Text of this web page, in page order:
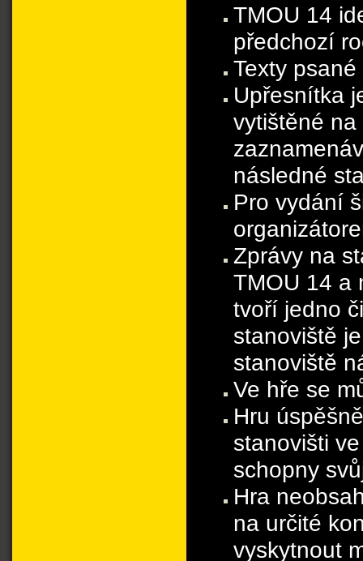
TMOU 14
předchozí
Texty
Upřesnítka
vytištěné
následné
Pro vydání
Zprávy na
TMOU 14 a
tvoří jedno
stanoviště
stanoviště
Ve hře se
Hru
stanovišti
schopny
Hra
na určité
vyskytnout